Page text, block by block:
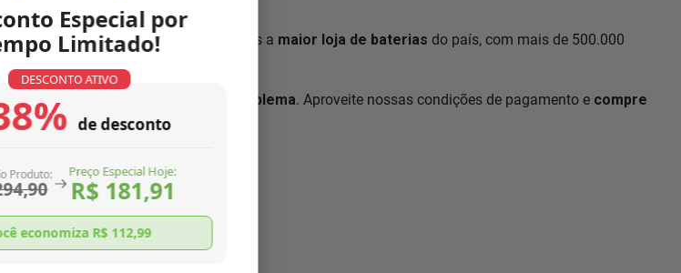
Especial por
Limitado!
DESCONTO ATIVO
de desconto
Produto: Preço Especial Hoje:
R$ 181,91
economiza R$ 112,99
9001:2000, única no mercado. Somos a maior loja de baterias do país, com mais de 500.000
necessárias para resolver o seu problema. Aproveite nossas condições de pagamento e compre